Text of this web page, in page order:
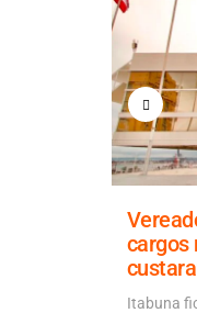
cargos
Itabuna